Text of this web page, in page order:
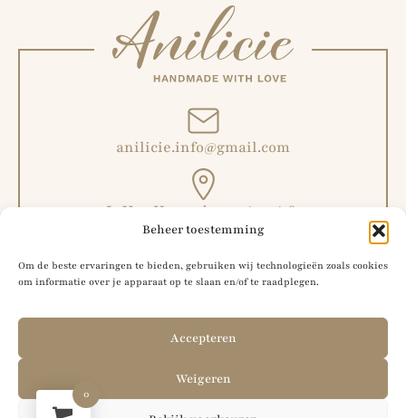
Beheer toestemming
Om de beste ervaringen te bieden, gebruiken wij technologieën zoals cookies
om informatie over je apparaat op te slaan en/of te raadplegen.
Accepteren
Weigeren
anilicie.info@gmail.com
L. Van Hoeymissenstraat 6,
Malderen, België
0